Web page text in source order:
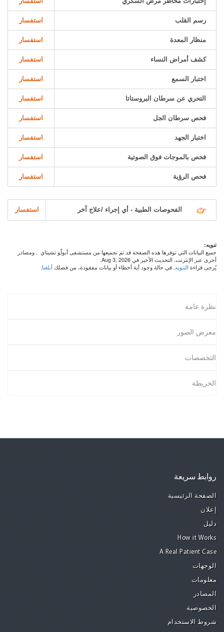
رسم القلب استفسار
منظار المعدة استفسار
كشف أمراض النساء استفسار
اختبار السمع استفسار
التحري عن سرطان البروستاتا استفسار
فحص سرطان الجل استفسار
اختبار الجهد استفسار
فحص بالموجات فوق الصوتية استفسار
فحص الرؤية استفسار
الفحوصات الطبية - أي إجراء /علاج آخر استفسار
تنويه:
جميع البيانات التي توفرها هذه الصفحة قد تم تجميعها من مستشفى أبولّو تشيناي , ومصادر
أخرى عبر الإنترنت. التحديث الأخير في Aug 3, 2026.
يُرجى قراءة التنويه. في حالة وجود أية أخطاء أو بيانات مفقودة، من فضلكأبلغنا.
نظرة عامة
معرض الصور
التخصصات
الخريطة
روابط سريعة
الصفحة الرئيسية
إعلان
دليل
How it Works
A Real Patient Case
الوجهات
معلومات
المصادر
الخصوصية
شروط الاستخدام